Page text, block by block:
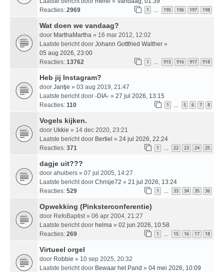
Reacties: 2969 1 … 195 196 197 198
Wat doen we vandaag?
door MarthaMartha » 16 mar 2012, 12:02
Laatste bericht door Johann Gottfried Walther »
05 aug 2026, 23:00
Reacties: 13762 1 … 915 916 917 918
Heb jij Instagram?
door Jantje » 03 aug 2019, 21:47
Laatste bericht door -DIA- » 27 jul 2026, 13:15
Reacties: 110 1 … 5 6 7 8
Vogels kijken.
door Ukkie » 14 dec 2020, 23:21
Laatste bericht door Bertiel » 24 jul 2026, 22:24
Reacties: 371 1 … 22 23 24 25
dagje uit???
door ahuibers » 07 jul 2005, 14:27
Laatste bericht door Chrisje72 » 21 jul 2026, 13:24
Reacties: 529 1 … 33 34 35 36
Opwekking (Pinksterconferentie)
door RefoBaptist » 06 apr 2004, 21:27
Laatste bericht door helma » 02 jun 2026, 10:58
Reacties: 269 1 … 15 16 17 18
Virtueel orgel
door Robbie » 10 sep 2025, 20:32
Laatste bericht door Bewaar het Pand » 04 mei 2026, 10:09